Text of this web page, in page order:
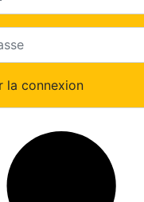
la connexion